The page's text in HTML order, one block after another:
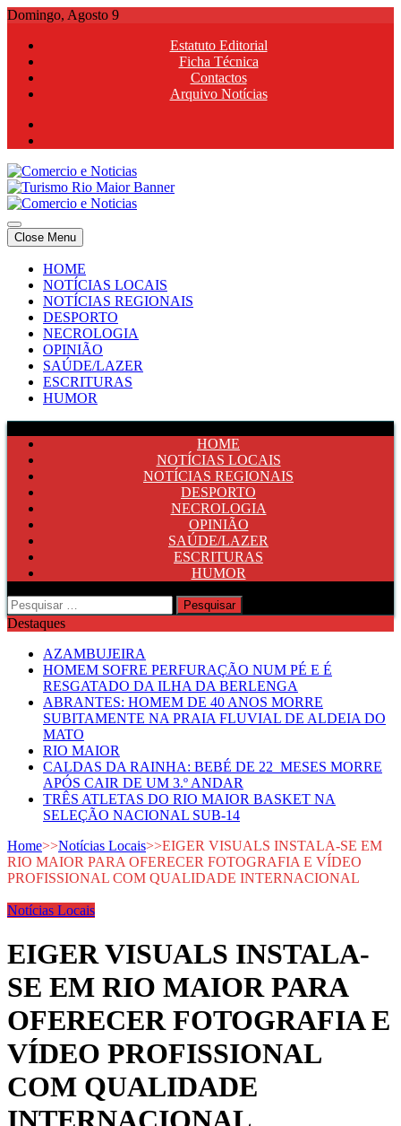
Skip
content
Domingo, Agosto 9
Estatuto Editorial
Ficha Técnica
Contactos
Arquivo Notícias
Comercio e Noticias
Notícias e Publicidade Online
Comercio e Noticias
Notícias e Publicidade Online
Close Menu
HOME
NOTÍCIAS LOCAIS
NOTÍCIAS REGIONAIS
DESPORTO
NECROLOGIA
OPINIÃO
SAÚDE/LAZER
ESCRITURAS
HUMOR
HOME
NOTÍCIAS LOCAIS
NOTÍCIAS REGIONAIS
DESPORTO
NECROLOGIA
OPINIÃO
SAÚDE/LAZER
ESCRITURAS
HUMOR
Pesquisar
por:
Destaques
AZAMBUJEIRA
HOMEM SOFRE PERFURAÇÃO NUM PÉ E É
RESGATADO DA ILHA DA BERLENGA
ABRANTES: HOMEM DE 40 ANOS MORRE
SUBITAMENTE NA PRAIA FLUVIAL DE ALDEIA DO
MATO
RIO MAIOR
CALDAS DA RAINHA: BEBÉ DE 22 MESES MORRE
APÓS CAIR DE UM 3.º ANDAR
TRÊS ATLETAS DO RIO MAIOR BASKET NA
SELEÇÃO NACIONAL SUB-14
Home>>Notícias Locais>>EIGER VISUALS INSTALA-SE EM
RIO MAIOR PARA OFERECER FOTOGRAFIA E VÍDEO
PROFISSIONAL COM QUALIDADE INTERNACIONAL
Notícias Locais
EIGER VISUALS INSTALA-
SE EM RIO MAIOR PARA
OFERECER FOTOGRAFIA E
VÍDEO PROFISSIONAL
COM QUALIDADE